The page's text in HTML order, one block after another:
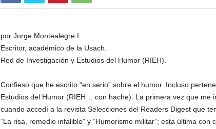
por Jorge Montealegre I.
Escritor, académico de la Usach.
Red de Investigación y Estudios del Humor (RIEH).
Confieso que he escrito “en serio” sobre el humor. Incluso
Estudios del Humor (RIEH… con hache). La primera vez que me
cuando accedí a la revista Selecciones del Readers Digest que
“La risa, remedio infalible” y “Humorismo militar”; esta última